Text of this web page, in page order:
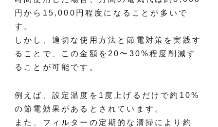
円から15,000円程度になることが多いで
す。
しかし、適切な使用方法と節電対策を実践す
ることで、この金額を20〜30%程度削減す
ることが可能です。
例えば、設定温度を1度上げるだけで約10%
の節電効果があるとされています。
また、フィルターの定期的な清掃により約